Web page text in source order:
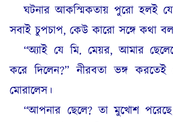
ঘটনার আকস্মিকতায় পুরো হলই
সবাই চুপচাপ, কেউ কারো সঙ্গে কথা
“অ্যাই যে মি. মেয়র, আমার
করে দিলেন?” নীরবতা ভঙ্গ
মোরালেস।
“আপনার ছেলে? তা মুখোশ